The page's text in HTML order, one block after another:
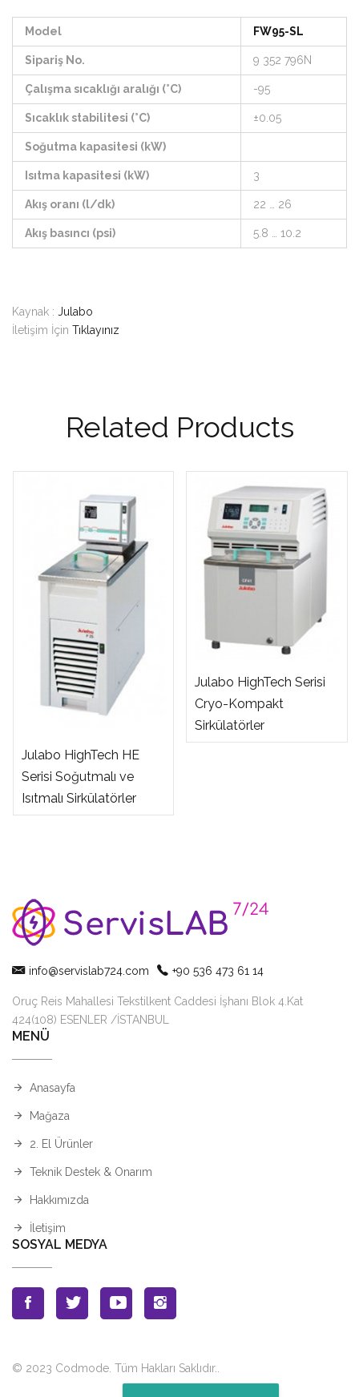
Model FW95-SL
Sipariş No. 9 352 796N
Çalışma sıcaklığı aralığı (°C) -95
Sıcaklık stabilitesi (°C) ±0.05
Soğutma kapasitesi (kW)
Isıtma kapasitesi (kW) 3
Akış oranı (l/dk) 22 … 26
Akış basıncı (psi) 5.8 … 10.2
Kaynak : Julabo
İletişim İçin Tıklayınız
Related Products
Julabo HighTech HE
Serisi Soğutmalı ve
Isıtmalı Sirkülatörler
Julabo HighTech Serisi
Cryo-Kompakt
Sirkülatörler
info@servislab724.com +90 536 473 61 14
Oruç Reis Mahallesi Tekstilkent Caddesi İşhanı Blok 4.Kat
424(108) ESENLER /İSTANBUL
MENÜ
Anasayfa
Mağaza
2. El Ürünler
Teknik Destek & Onarım
Hakkımızda
İletişim
SOSYAL MEDYA
© 2023 Codmode. Tüm Hakları Saklıdır.